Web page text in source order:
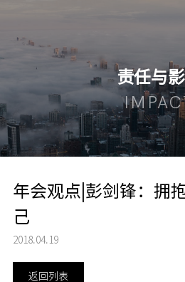
责任与
年会观点|彭剑锋：拥
己
2018.04.19
返回列表